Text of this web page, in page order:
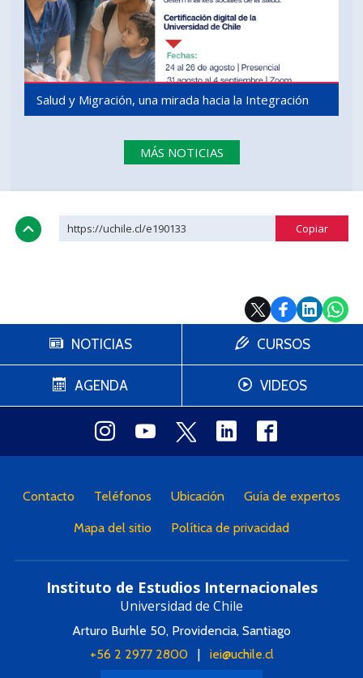
Salud y Migración, una mirada hacia la Integración
MÁS NOTICIAS
https://uchile.cl/e190133
NOTICIAS
AGENDA
CURSOS
VIDEOS
Contacto Teléfonos Ubicación Guía de expertos
Mapa del sitio Política de privacidad
Instituto de Estudios Internacionales
Universidad de Chile
Arturo Burhle 50, Providencia, Santiago
+56 2 2977 2800| iei@uchile.cl